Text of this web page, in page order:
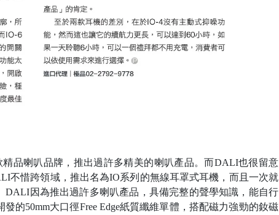
品喇叭品牌，推出過許多精美的喇叭產品。而DALI也很留意
不惜跨領域，推出名為IO系列的無線耳罩式耳機，而且一次就
DALI因為推出過許多喇叭產品，具備完整的聲學知識，能自行
的50mm大口徑Free Edge紙質纖維單體，搭配磁力強勁的釹磁